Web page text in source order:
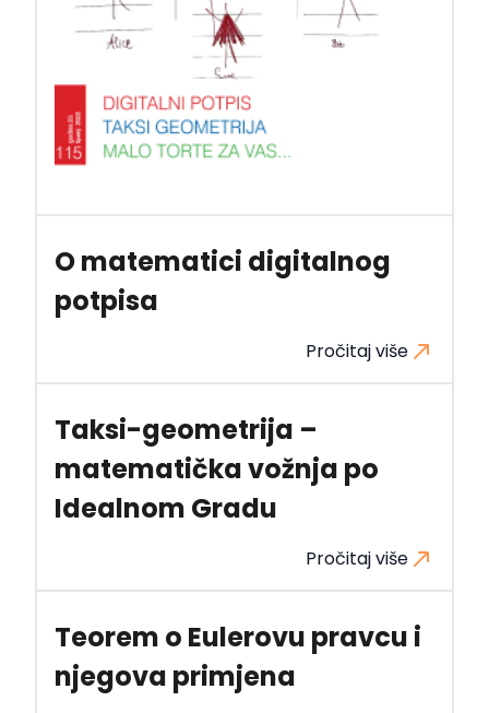
O matematici digitalnog
potpisa
Pročitaj više
Taksi-geometrija –
matematička vožnja po
Idealnom Gradu
Pročitaj više
Teorem o Eulerovu pravcu i
njegova primjena